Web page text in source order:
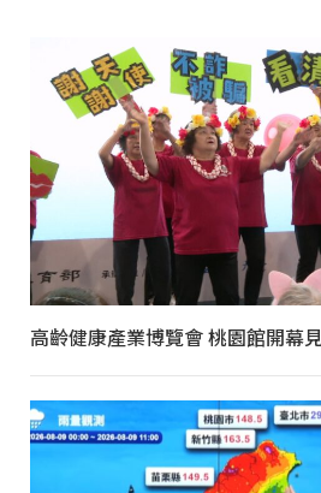
高齡健康產業博覽會 桃園館開幕